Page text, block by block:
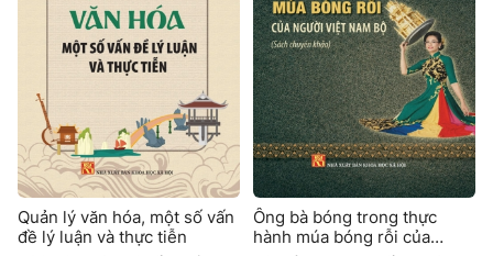
Quản lý văn hóa, một số vấn
đề lý luận và thực tiễn
Ông bà bóng trong thực
hành múa bóng rỗi của